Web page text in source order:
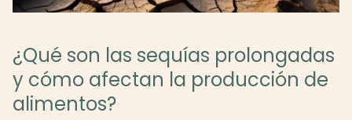
¿Qué son las sequías prolongadas
y cómo afectan la producción de
alimentos?